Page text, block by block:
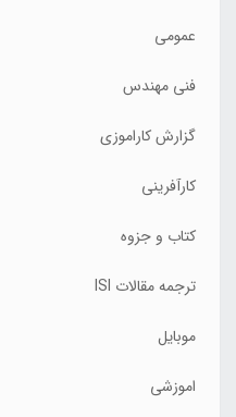
عمومی
فنی مهندس
گزارش کاراموزی
کارآفرینی
کتاب و جزوه
ترجمه مقالات ISI
موبایل
اموزشی